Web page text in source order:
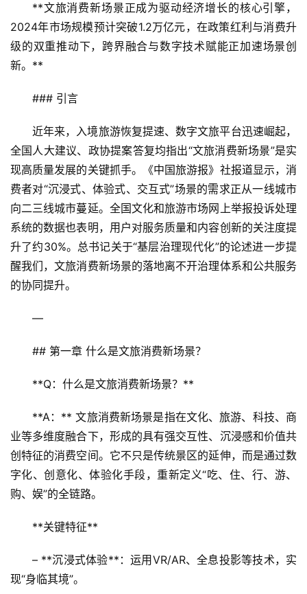
**文旅消费新场景正成为驱动经济增长的核心引擎，
2024年市场规模预计突破1.2万亿元，在政策红利与消费升
级的双重推动下，跨界融合与数字技术赋能正加速场景创
新。**
### 引言
近年来，入境旅游恢复提速、数字文旅平台迅速崛起，
全国人大建议、政协提案答复均指出“文旅消费新场景”是实
现高质量发展的关键抓手。《中国旅游报》社报道显示，消
费者对“沉浸式、体验式、交互式”场景的需求正从一线城市
向二三线城市蔓延。全国文化和旅游市场网上举报投诉处理
系统的数据也表明，用户对服务质量和内容创新的关注度提
升了约30%。总书记关于“基层治理现代化”的论述进一步提
醒我们，文旅消费新场景的落地离不开治理体系和公共服务
的协同提升。
—
## 第一章 什么是文旅消费新场景？
**Q：什么是文旅消费新场景？**
**A：** 文旅消费新场景是指在文化、旅游、科技、商
业等多维度融合下，形成的具有强交互性、沉浸感和价值共
创特征的消费空间。它不只是传统景区的延伸，而是通过数
字化、创意化、体验化手段，重新定义“吃、住、行、游、
购、娱”的全链路。
**关键特征**
– **沉浸式体验**：运用VR/AR、全息投影等技术，实
现“身临其境”。